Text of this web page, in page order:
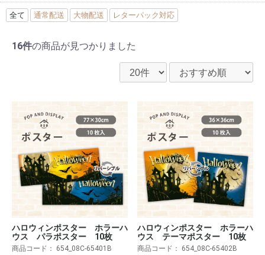
全て 通常配送 大物配送 レターパック対応
16件の商品が見つかりました
ハロウィンポスター ホラーハ
ウス パラポスター 10枚
商品コード： 654_08C-65401B
ハロウィンポスター ホラーハ
ウス テーマポスター 10枚
商品コード： 654_08C-65402B